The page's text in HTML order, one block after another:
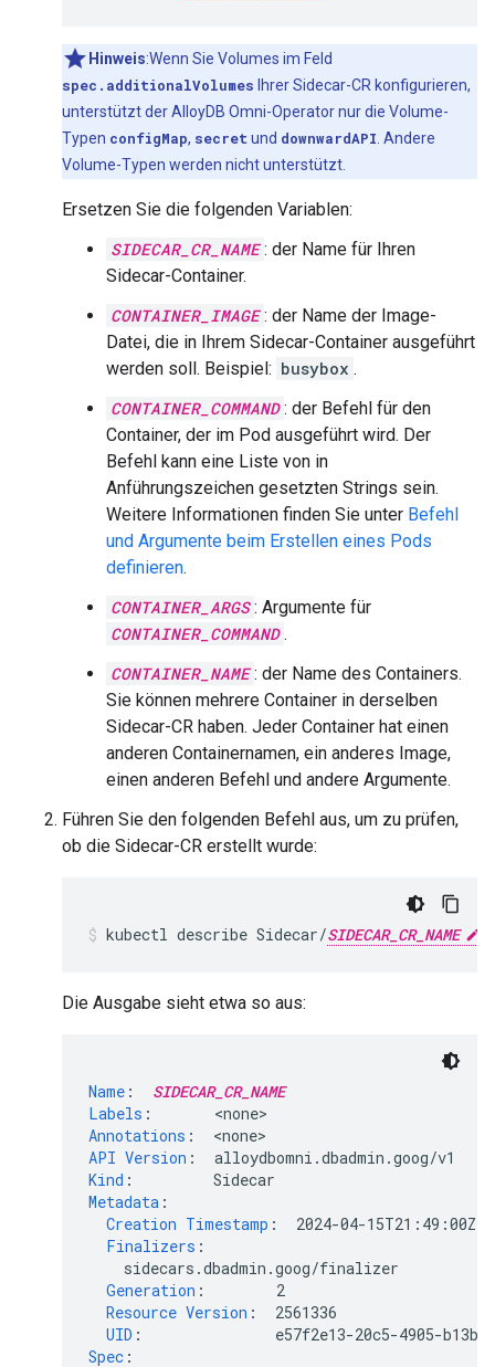
Hinweis:Wenn Sie Volumes im Feld
spec.additionalVolumes Ihrer Sidecar-CR konfigurieren,
unterstützt der AlloyDB Omni-Operator nur die Volume-
Typen configMap, secret und downwardAPI . Andere
Volume-Typen werden nicht unterstützt.
Ersetzen Sie die folgenden Variablen:
SIDECAR_CR_NAME : der Name für Ihren
Sidecar-Container.
CONTAINER_IMAGE : der Name der Image-
Datei, die in Ihrem Sidecar-Container ausgeführt
werden soll. Beispiel: busybox .
CONTAINER_COMMAND : der Befehl für den
Container, der im Pod ausgeführt wird. Der
Befehl kann eine Liste von in
Anführungszeichen gesetzten Strings sein.
Weitere Informationen finden Sie unter Befehl
und Argumente beim Erstellen eines Pods
definieren.
CONTAINER_ARGS : Argumente für
CONTAINER_COMMAND .
CONTAINER_NAME : der Name des Containers.
Sie können mehrere Container in derselben
Sidecar-CR haben. Jeder Container hat einen
anderen Containernamen, ein anderes Image,
einen anderen Befehl und andere Argumente.
Führen Sie den folgenden Befehl aus, um zu prüfen,
ob die Sidecar-CR erstellt wurde:
kubectl describe Sidecar/SIDECAR_CR_NAME
Die Ausgabe sieht etwa so aus:
Name :
SIDECAR_CR_NAME
Labels : <none
Annotations : <none
API Version :
alloydbomni.dbadmin.goog/v1
Kind :
Sidecar
Metadata :
Creation Timestamp :
2024-04-15T21:49:00Z
Finalizers :
sidecars.dbadmin.goog/finalizer
Generation :
2
Resource Version :
2561336
UID :
e57f2e13-20c5-4905-b13b-
Spec :